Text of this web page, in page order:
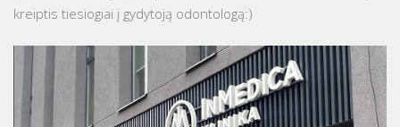
kreiptis tiesiogiai į gydytoją odontologą:)